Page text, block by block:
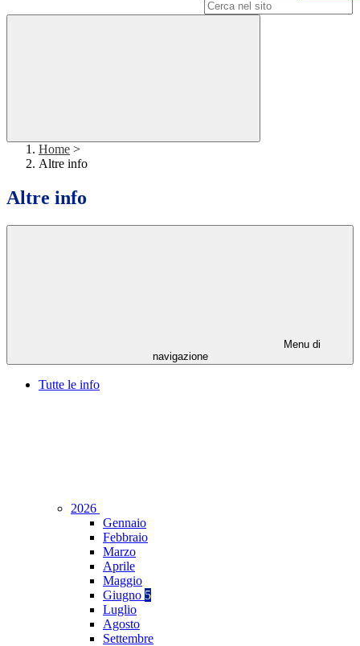
Home >
Altre info
Altre info
Menu di
navigazione
Tutte le info
2026
Gennaio
Febbraio
Marzo
Aprile
Maggio
Giugno 5
Luglio
Agosto
Settembre